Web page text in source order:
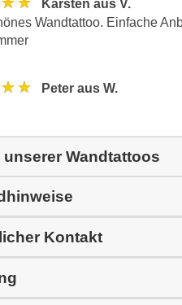
Karsten aus V.
Wandtattoo. Einfache
Peter aus W.
unserer Wandtattoos
Kontakt